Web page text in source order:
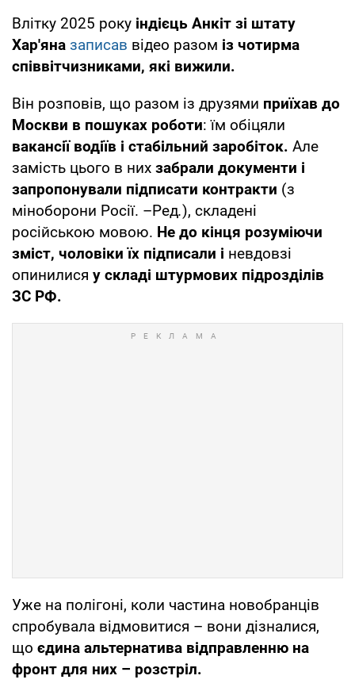
Влітку 2025 року індієць Анкіт зі штату
Хар'яна записав відео разом із чотирма
співвітчизниками, які вижили.
Він розповів, що разом із друзями приїхав до
Москви в пошуках роботи: їм обіцяли
вакансії водіїв і стабільний заробіток. Але
замість цього в них забрали документи і
запропонували підписати контракти (з
міноборони Росії. –Ред.), складені
російською мовою. Не до кінця розуміючи
зміст, чоловіки їх підписали і невдовзі
опинилися у складі штурмових підрозділів
ЗС РФ.
Уже на полігоні, коли частина новобранців
спробувала відмовитися – вони дізналися,
що єдина альтернатива відправленню на
фронт для них – розстріл.